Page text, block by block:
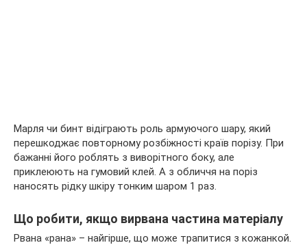
Марля чи бинт відіграють роль армуючого шару, який
перешкоджає повторному розбіжності країв порізу. При
бажанні його роблять з виворітного боку, але
приклеюють на гумовий клей. А з обличчя на поріз
наносять рідку шкіру тонким шаром 1 раз.
Що робити, якщо вирвана частина матеріалу
Рвана «рана» – найгірше, що може трапитися з кожанкой.